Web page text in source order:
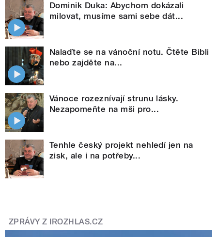
Dominik Duka: Abychom dokázali
milovat, musíme sami sebe dát...
Nalaďte se na vánoční notu. Čtěte Bibli
nebo zajděte na...
Vánoce rozeznívají strunu lásky.
Nezapomeňte na mši pro...
Tenhle český projekt nehledí jen na
zisk, ale i na potřeby...
ZPRÁVY Z IROZHLAS.CZ